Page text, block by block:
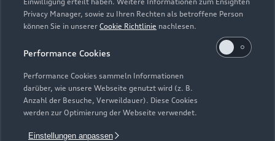
Privacy Manager, sowie zu Ihren Rechten als betroffene Person
können Sie in unserer Cookie Richtlinie nachlesen.
Performance Cookies
Performance Cookies sammeln Informationen
darüber, wie unsere Webseite genutzt wird (z. B.
Anzahl der Besuche, Verweildauer). Diese Cookies
werden zur Optimierung der Webseite verwendet.
Einstellungen anpassen
Zur Audi Shopping World